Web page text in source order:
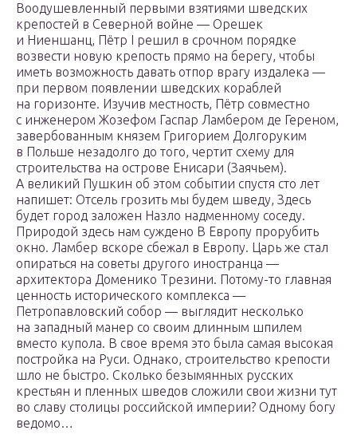
Воодушевленный первыми взятиями шведских
крепостей в Северной войне — Орешек
и Ниеншанц, Пётр I решил в срочном порядке
возвести новую крепость прямо на берегу, чтобы
иметь возможность давать отпор врагу издалека —
при первом появлении шведских кораблей
на горизонте. Изучив местность, Пётр совместно
с инженером Жозефом Гаспар Ламбером де Гереном,
завербованным князем Григорием Долгоруким
в Польше незадолго до того, чертит схему для
строительства на острове Енисари (Заячьем).
А великий Пушкин об этом событии спустя сто лет
напишет: Отсель грозить мы будем шведу, Здесь
будет город заложен Назло надменному соседу.
Природой здесь нам суждено В Европу прорубить
окно. Ламбер вскоре сбежал в Европу. Царь же стал
опираться на советы другого иностранца —
архитектора Доменико Трезини. Потому-то главная
ценность исторического комплекса —
Петропавловский собор — выглядит несколько
на западный манер со своим длинным шпилем
вместо купола. В свое время это была самая высокая
постройка на Руси. Однако, строительство крепости
шло не быстро. Сколько безымянных русских
крестьян и пленных шведов сложили свои жизни тут
во славу столицы российской империи? Одному богу
ведомо…